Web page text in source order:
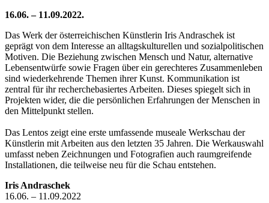
16.06. – 11.09.2022.
Das Werk der österreichischen Künstlerin Iris Andraschek ist
geprägt von dem Interesse an alltagskulturellen und sozialpolitischen
Motiven. Die Beziehung zwischen Mensch und Natur, alternative
Lebensentwürfe sowie Fragen über ein gerechteres Zusammenleben
sind wiederkehrende Themen ihrer Kunst. Kommunikation ist
zentral für ihr recherchebasiertes Arbeiten. Dieses spiegelt sich in
Projekten wider, die die persönlichen Erfahrungen der Menschen in
den Mittelpunkt stellen.
Das Lentos zeigt eine erste umfassende museale Werkschau der
Künstlerin mit Arbeiten aus den letzten 35 Jahren. Die Werkauswahl
umfasst neben Zeichnungen und Fotografien auch raumgreifende
Installationen, die teilweise neu für die Schau entstehen.
Iris Andraschek
16.06. – 11.09.2022